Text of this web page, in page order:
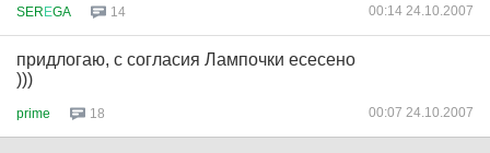
SERЕGA 14 00:14 24.10.2007
придлогаю, с согласия Лампочки есесено
)))
prime 18 00:07 24.10.2007